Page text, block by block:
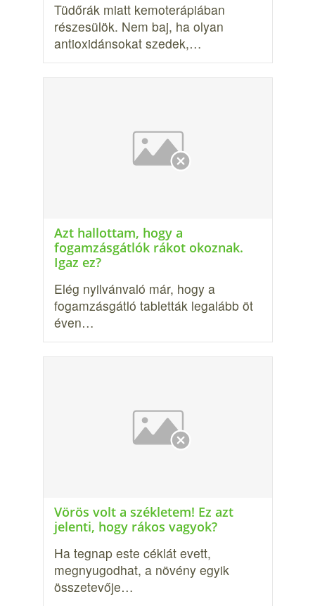
Tüdőrák miatt kemoterápiában
részesülök. Nem baj, ha olyan
antioxidánsokat szedek,…
Azt hallottam, hogy a
fogamzásgátlók rákot okoznak.
Igaz ez?
Elég nyilvánvaló már, hogy a
fogamzásgátló tabletták legalább öt
éven…
Vörös volt a székletem! Ez azt
jelenti, hogy rákos vagyok?
Ha tegnap este céklát evett,
megnyugodhat, a növény egyik
összetevője…